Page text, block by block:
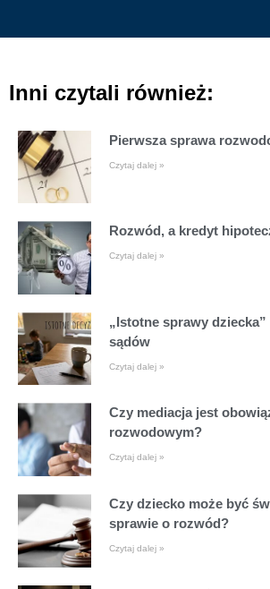
Inni czytali również:
Pierwsza sprawa
Czytaj dalej »
Rozwód, a kredyt
Czytaj dalej »
„Istotne sprawy
sądów
Czytaj dalej »
Czy mediacja jest
rozwodowym?
Czytaj dalej »
Czy dziecko może być
sprawie o rozwód?
Czytaj dalej »